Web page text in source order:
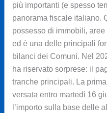
più importanti (e spesso
panorama fiscale italiano.
possesso di immobili,
ed è una delle principali
bilanci dei Comuni. Nel
ha riservato sorprese: il
tranche principali. La
versata entro martedì 16
l’importo sulla base delle